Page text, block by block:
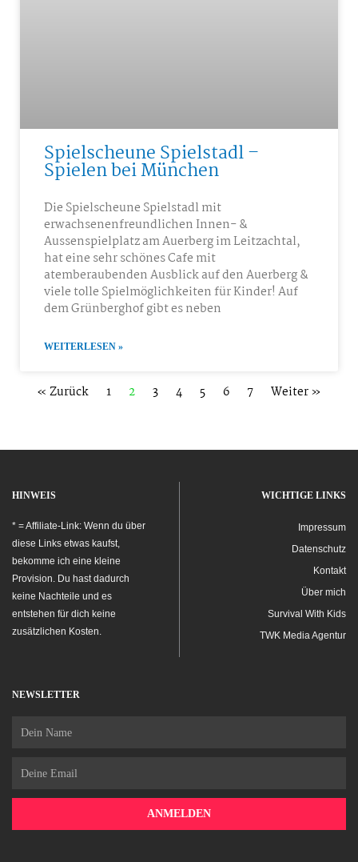
Spielscheune Spielstadl –
Spielen bei München
Die Spielscheune Spielstadl mit
erwachsenenfreundlichen Innen- &
Aussenspielplatz am Auerberg im Leitzachtal,
hat eine sehr schönes Cafe mit
atemberaubenden Ausblick auf den Auerberg &
viele tolle Spielmöglichkeiten für Kinder! Auf
dem Grünberghof gibt es neben
WEITERLESEN »
« Zurück 1 2 3 4 5 6 7 Weiter »
HINWEIS
* = Affiliate-Link: Wenn du über
diese Links etwas kaufst,
bekomme ich eine kleine
Provision. Du hast dadurch
keine Nachteile und es
entstehen für dich keine
zusätzlichen Kosten.
WICHTIGE LINKS
Impressum
Datenschutz
Kontakt
Über mich
Survival With Kids
TWK Media Agentur
NEWSLETTER
Name
Email
ANMELDEN